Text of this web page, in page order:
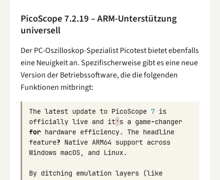
PicoScope 7.2.19 – ARM-Unterstützung
universell
Der PC-Oszilloskop-Spezialist Picotest bietet ebenfalls
eine Neuigkeit an. Spezifischerweise gibt es eine neue
Version der Betriebssoftware, die die folgenden
Funktionen mitbringt:
The latest update to PicoScope 7 is
officially live and it’s a game-changer
for hardware efficiency. The headline
feature? Native ARM64 support across
Windows macOS, and Linux.
By ditching emulation layers (like